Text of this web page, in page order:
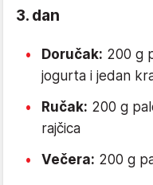
3. dan
Doručak: 200 g
jogurta i jedan
Ručak: 200 g
rajčica
Večera: 200 g